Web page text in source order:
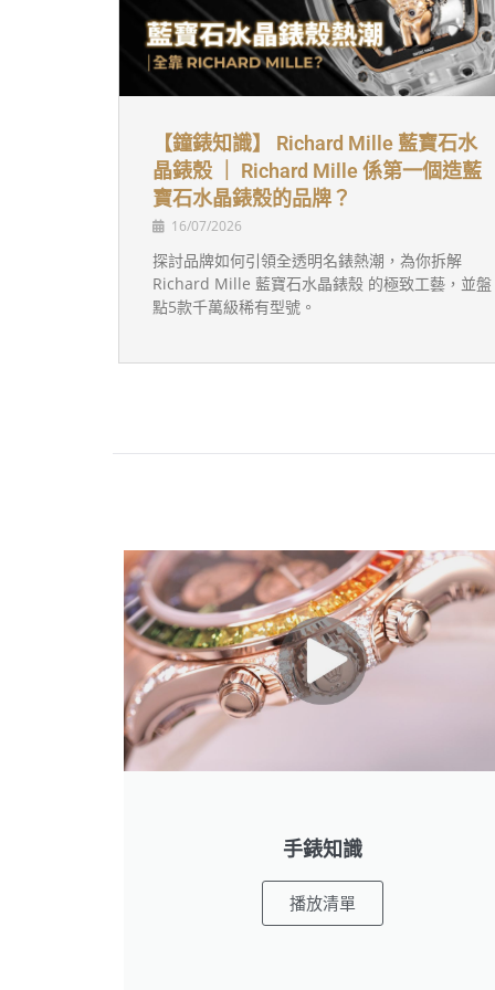
【鐘錶知識】 Richard Mille 藍寶石水
晶錶殼 ｜ Richard Mille 係第一個造藍
寶石水晶錶殼的品牌？
16/07/2026
探討品牌如何引領全透明名錶熱潮，為你拆解
Richard Mille 藍寶石水晶錶殼 的極致工藝，並盤
點5款千萬級稀有型號。
手錶知識
播放清單